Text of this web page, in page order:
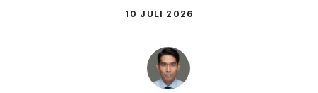
10 JULI 2026